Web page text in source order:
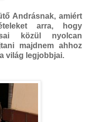
Andrásnak, amiért
arra, hogy
közül nyolcan
majdnem ahhoz
világ legjobbjai.